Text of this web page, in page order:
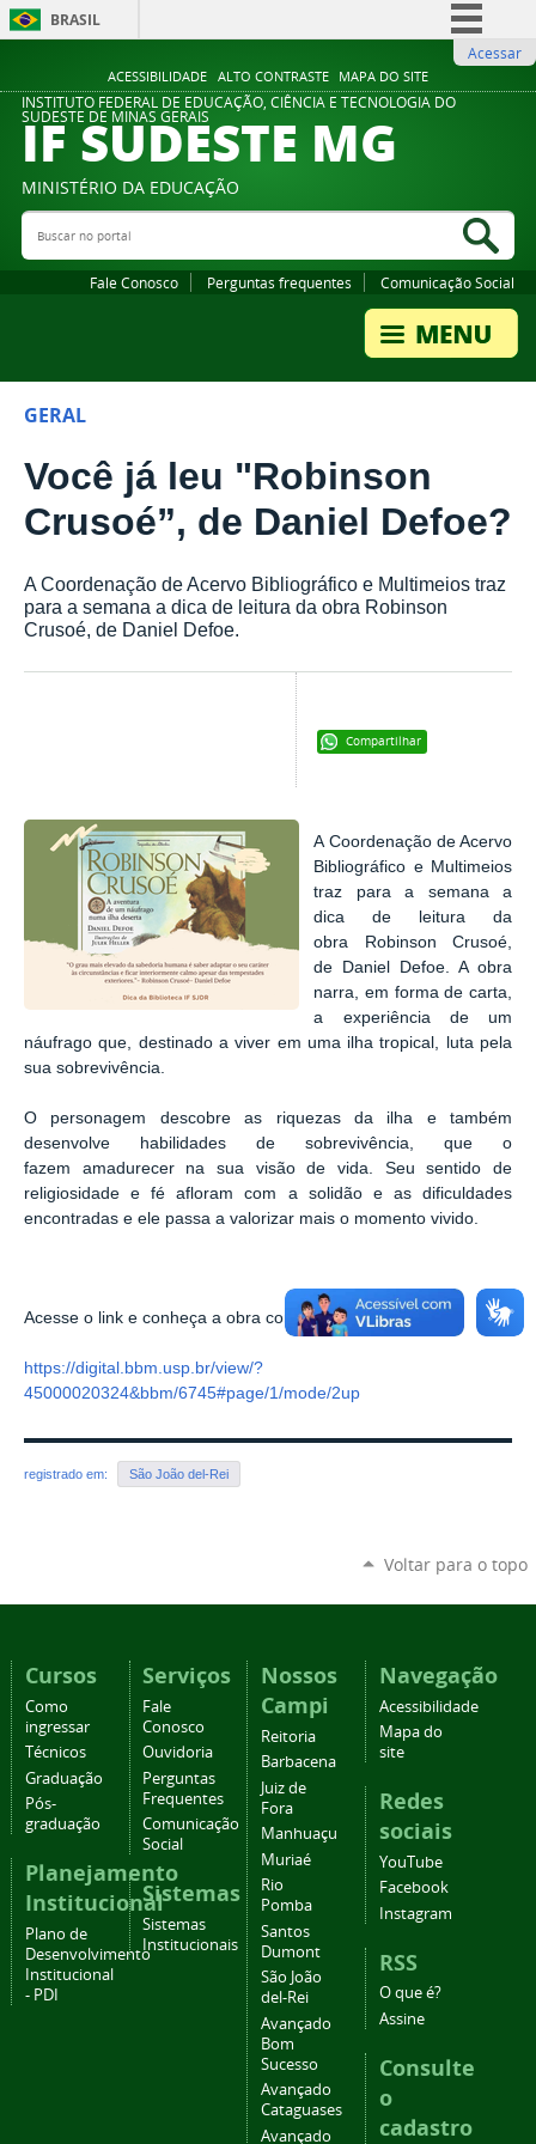
ACESSIBILIDADE ALTO CONTRASTE MAPA DO SITE
BRASIL
Comunica BR
Participe
Legislação
Acessar
INSTITUTO FEDERAL DE EDUCAÇÃO, CIÊNCIA E TECNOLOGIA DO
SUDESTE DE MINAS GERAIS
IF SUDESTE MG
MINISTÉRIO DA EDUCAÇÃO
Buscar no portal
Fale Conosco Perguntas frequentes Comunicação Social
GERAL
Você já leu "Robinson
Crusoé”, de Daniel Defoe?
A Coordenação de Acervo Bibliográfico e Multimeios traz
para a semana a dica de leitura da obra Robinson
Crusoé, de Daniel Defoe.
Compartilhar
A Coordenação de Acervo
Bibliográfico e Multimeios
traz para a semana a
dica de leitura da
obra Robinson Crusoé,
de Daniel Defoe. A obra
narra, em forma de carta,
a experiência de um
náufrago que, destinado a viver em uma ilha tropical, luta pela
sua sobrevivência.
O personagem descobre as riquezas da ilha e também
desenvolve habilidades de sobrevivência, que o
fazem amadurecer na sua visão de vida. Seu sentido de
religiosidade e fé afloram com a solidão e as dificuldades
encontradas e ele passa a valorizar mais o momento vivido.
Acesse o link e conheça a obra completa:
https://digital.bbm.usp.br/view/?
45000020324&bbm/6745#page/1/mode/2up
registrado em: São João del-Rei
Voltar para o topo
Cursos
Como
ingressar
Técnicos
Graduação
Pós-
graduação
Planejamento
Institucional
Plano de
Desenvolvimento
Institucional
- PDI
Serviços
Fale
Conosco
Ouvidoria
Perguntas
Frequentes
Comunicação
Social
Sistemas
Sistemas
Institucionais
Nossos
Campi
Reitoria
Barbacena
Juiz de
Fora
Manhuaçu
Muriaé
Rio
Pomba
Santos
Dumont
São João
del-Rei
Avançado
Bom
Sucesso
Avançado
Cataguases
Avançado
Navegação
Acessibilidade
Mapa do
site
Redes
sociais
YouTube
Facebook
Instagram
RSS
O que é?
Assine
Consulte
o
cadastro